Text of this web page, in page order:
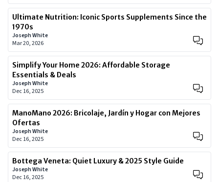
Ultimate Nutrition: Iconic Sports Supplements Since the
1970s
Joseph White
Mar 20, 2026
Simplify Your Home 2026: Affordable Storage
Essentials & Deals
Joseph White
Dec 16, 2025
ManoMano 2026: Bricolaje, Jardín y Hogar con Mejores
Ofertas
Joseph White
Dec 16, 2025
Bottega Veneta: Quiet Luxury & 2025 Style Guide
Joseph White
Dec 16, 2025